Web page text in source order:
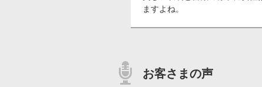
ますよね。
お客さまの声